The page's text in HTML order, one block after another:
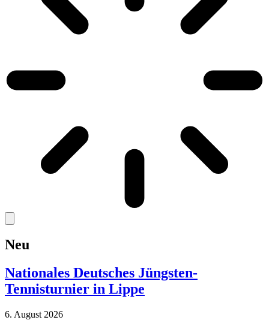
Neu
Nationales Deutsches Jüngsten-
Tennisturnier in Lippe
6. August 2026